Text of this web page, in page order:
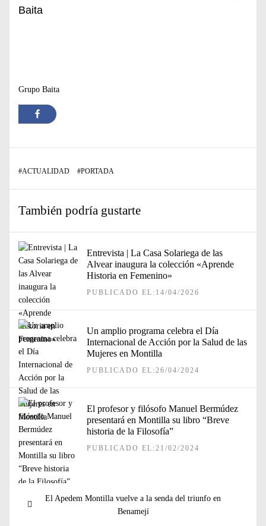
Baita
Grupo Baita
#ACTUALIDAD #PORTADA
También podría gustarte
Entrevista | La Casa Solariega de las
Alvear inaugura la colección «Aprende
Historia en Femenino»
PUBLICADO EL:14/04/2026
Un amplio programa celebra el Día
Internacional de Acción por la Salud de las
Mujeres en Montilla
PUBLICADO EL:26/04/2024
El profesor y filósofo Manuel Bermúdez
presentará en Montilla su libro “Breve
historia de la Filosofía”
PUBLICADO EL:21/02/2024
de
Entrada
El Apedem Montilla vuelve a la senda del triunfo en
Benamejí